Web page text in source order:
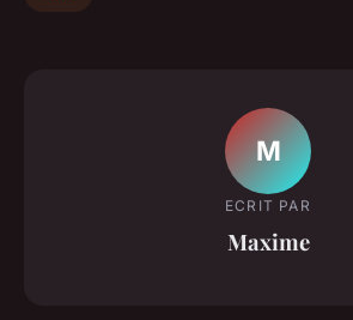
M
ECRIT PAR
Maxime